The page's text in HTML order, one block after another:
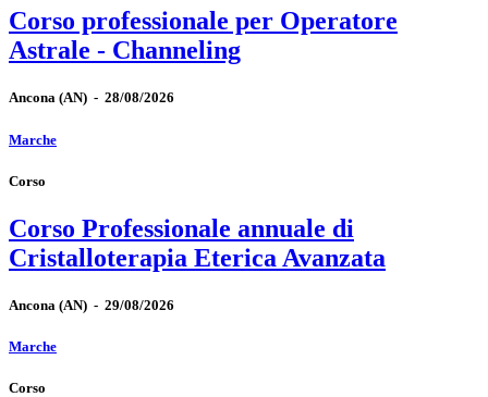
Corso professionale per Operatore
Astrale - Channeling
Ancona (AN) - 28/08/2026
Marche
Corso
Corso Professionale annuale di
Cristalloterapia Eterica Avanzata
Ancona (AN) - 29/08/2026
Marche
Corso